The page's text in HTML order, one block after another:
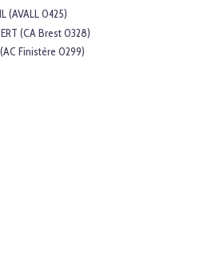
(AVALL 0425)
(CA Brest 0328)
Finistère 0299)